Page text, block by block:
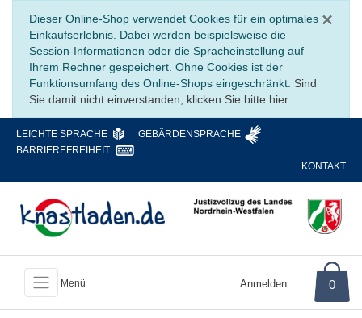
×
Dieser Online-Shop verwendet Cookies für ein optimales
Einkaufserlebnis. Dabei werden beispielsweise die
Session-Informationen oder die Spracheinstellung auf
Ihrem Rechner gespeichert. Ohne Cookies ist der
Funktionsumfang des Online-Shops eingeschränkt. Sind
Sie damit nicht einverstanden, klicken Sie bitte hier.
LEICHTE SPRACHE
GEBÄRDENSPRACHE
BARRIEREFREIHEIT
KONTAKT
Menü Anmelden 0